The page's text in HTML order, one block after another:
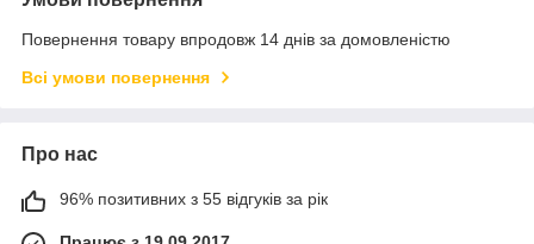
Повернення товару впродовж 14 днів за домовленістю
Всі умови повернення
Про нас
96% позитивних з 55 відгуків за рік